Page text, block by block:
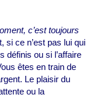
c’est toujours
si ce n’est pas lui qui
définis ou si l’affaire
êtes en train de
Le plaisir du
ou la